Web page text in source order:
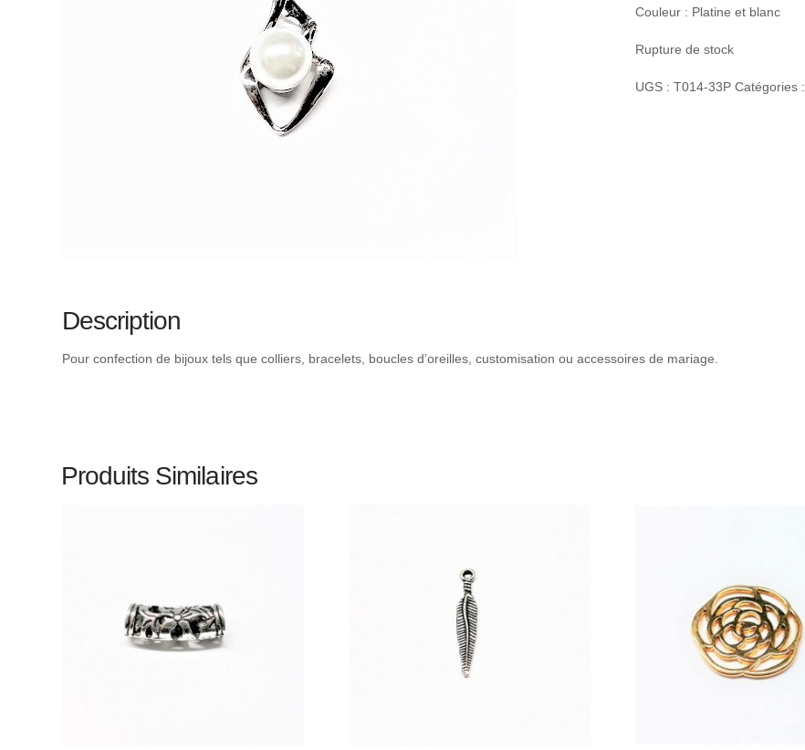
Couleur : Platine et blanc
Rupture de stock
UGS :T014-33P Catégories :
Description
Pour confection de bijoux tels que colliers, bracelets, boucles d’oreilles, customisation ou accessoires de mariage.
Produits Similaires